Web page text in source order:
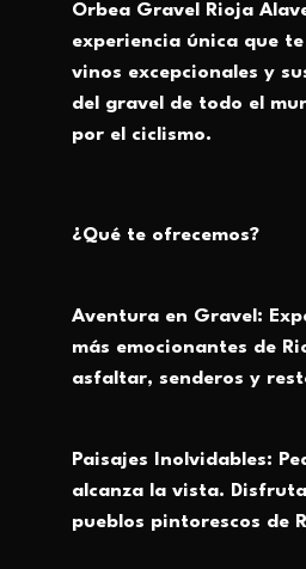
Orbea Gravel Rioja
experiencia única que
vinos excepcionales y
del gravel de todo el
por el ciclismo.
¿Qué te ofrecemos?
Aventura en Gravel:
más emocionantes de
asfaltar, senderos y
Paisajes Inolvidables:
alcanza la vista.
pueblos pintorescos de